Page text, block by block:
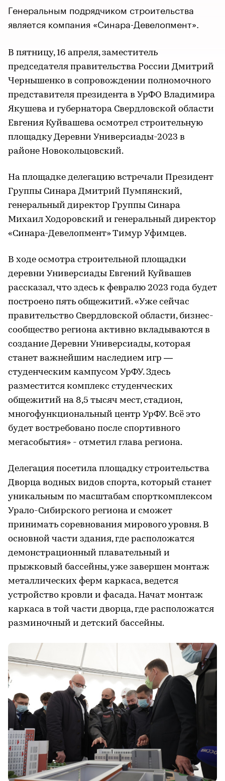
Генеральным подрядчиком строительства
является компания «Синара-Девелопмент».
В пятницу, 16 апреля, заместитель
председателя правительства России Дмитрий
Чернышенко в сопровождении полномочного
представителя президента в УрФО Владимира
Якушева и губернатора Свердловской области
Евгения Куйвашева осмотрел строительную
площадку Деревни Универсиады-2023 в
районе Новокольцовский.
На площадке делегацию встречали Президент
Группы Синара Дмитрий Пумпянский,
генеральный директор Группы Синара
Михаил Ходоровский и генеральный директор
«Синара-Девелопмент» Тимур Уфимцев.
В ходе осмотра строительной площадки
деревни Универсиады Евгений Куйвашев
рассказал, что здесь к февралю 2023 года будет
построено пять общежитий. «Уже сейчас
правительство Свердловской области, бизнес-
сообщество региона активно вкладываются в
создание Деревни Универсиады, которая
станет важнейшим наследием игр —
студенческим кампусом УрФУ. Здесь
разместится комплекс студенческих
общежитий на 8,5 тысяч мест, стадион,
многофункциональный центр УрФУ. Всё это
будет востребовано после спортивного
мегасобытия» - отметил глава региона.
Делегация посетила площадку строительства
Дворца водных видов спорта, который станет
уникальным по масштабам спорткомплексом
Урало-Сибирского региона и сможет
принимать соревнования мирового уровня. В
основной части здания, где расположатся
демонстрационный плавательный и
прыжковый бассейны, уже завершен монтаж
металлических ферм каркаса, ведется
устройство кровли и фасада. Начат монтаж
каркаса в той части дворца, где расположатся
разминочный и детский бассейны.